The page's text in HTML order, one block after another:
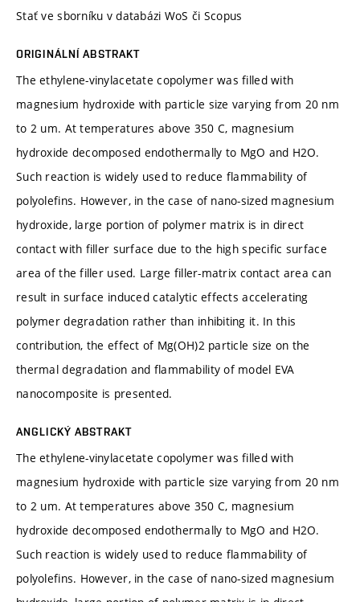
Stať ve sborníku v databázi WoS či Scopus
ORIGINÁLNÍ ABSTRAKT
The ethylene-vinylacetate copolymer was filled with
magnesium hydroxide with particle size varying from 20 nm
to 2 um. At temperatures above 350 C, magnesium
hydroxide decomposed endothermally to MgO and H2O.
Such reaction is widely used to reduce flammability of
polyolefins. However, in the case of nano-sized magnesium
hydroxide, large portion of polymer matrix is in direct
contact with filler surface due to the high specific surface
area of the filler used. Large filler-matrix contact area can
result in surface induced catalytic effects accelerating
polymer degradation rather than inhibiting it. In this
contribution, the effect of Mg(OH)2 particle size on the
thermal degradation and flammability of model EVA
nanocomposite is presented.
ANGLICKÝ ABSTRAKT
The ethylene-vinylacetate copolymer was filled with
magnesium hydroxide with particle size varying from 20 nm
to 2 um. At temperatures above 350 C, magnesium
hydroxide decomposed endothermally to MgO and H2O.
Such reaction is widely used to reduce flammability of
polyolefins. However, in the case of nano-sized magnesium